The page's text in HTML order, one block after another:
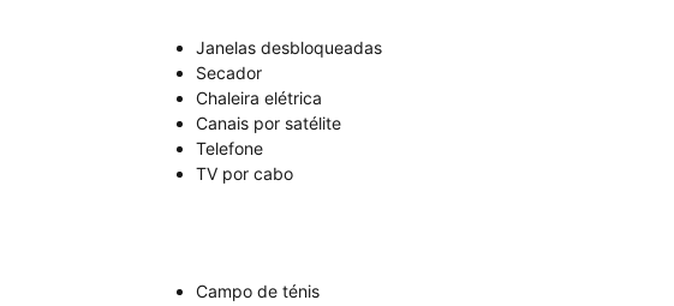
Janelas desbloqueadas
Secador
Chaleira elétrica
Canais por satélite
Telefone
TV por cabo
Campo de ténis